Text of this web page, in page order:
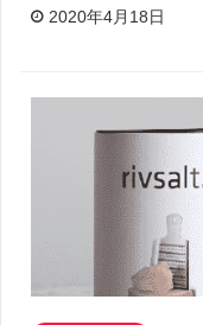
2020年4月18日